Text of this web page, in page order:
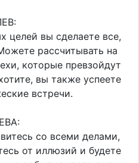
целей вы сделаете все,
рассчитывать на
которые превзойдут
вы также успеете
встречи.
со всеми делами,
от иллюзий и будете